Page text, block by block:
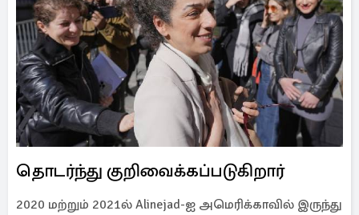
தொடர்ந்து குறிவைக்கப்படுகிறார்
2020 மற்றும் 2021ல் Alinejad-ஐ அமெரிக்காவில் இருந்து